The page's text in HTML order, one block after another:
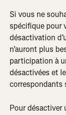
Si vous ne
spécifique pour
désactivation
n’auront plus
participation à
désactivées et
correspondants
Pour désactiver